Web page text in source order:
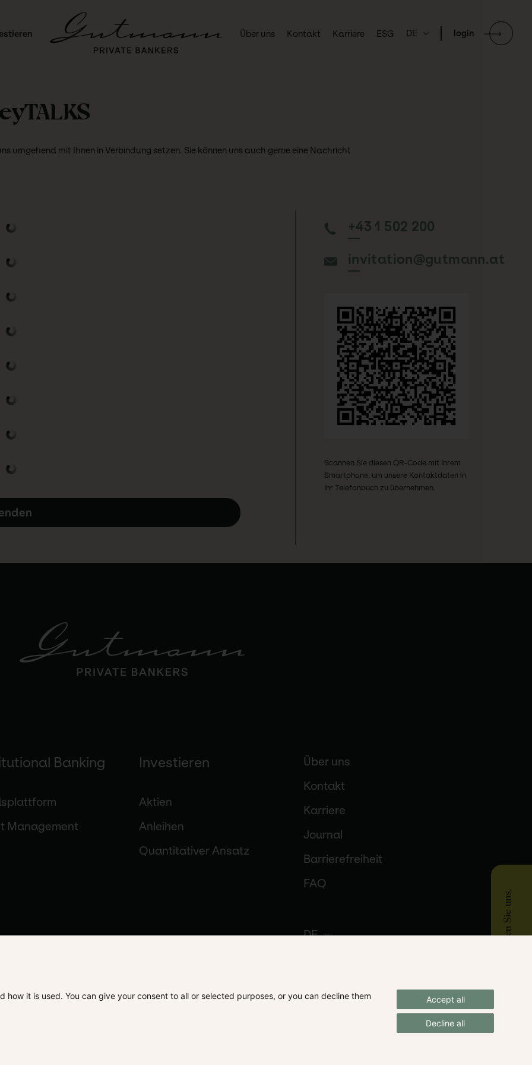
Über uns Kontakt Karriere ESG DE login
umgehend mit Ihnen in Verbindung setzen. Sie können uns auch gerne eine Nachricht
+43 1 502 200
invitation@gutmann.at
Scannen Sie diesen QR-Code mit Ihrem
Smartphone, um unsere Kontaktdaten in
Ihr Telefonbuch zu übernehmen.
Banking
Management
Investieren
Aktien
Anleihen
Quantitativer Ansatz
Über uns
Kontakt
Karriere
Journal
Barrierefreiheit
FAQ
DE Kontaktieren Sie uns.
it is used. You can give your consent to all or selected purposes, or you can decline them Accept all
Decline all